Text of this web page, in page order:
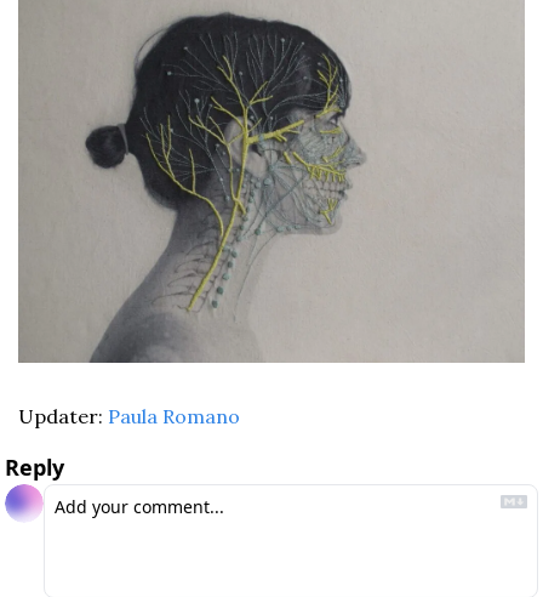
Updater: Paula Romano
Reply